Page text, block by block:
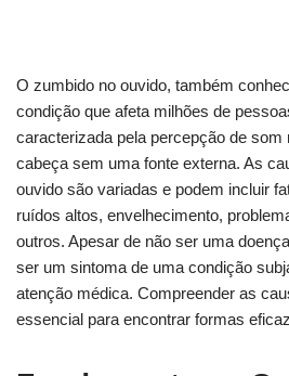
O zumbido no ouvido, também
condição que afeta milhões de
caracterizada pela percepção de som
cabeça sem uma fonte externa. As
ouvido são variadas e podem incluir
ruídos altos, envelhecimento,
outros. Apesar de não ser uma
ser um sintoma de uma condição
atenção médica. Compreender as
essencial para encontrar formas